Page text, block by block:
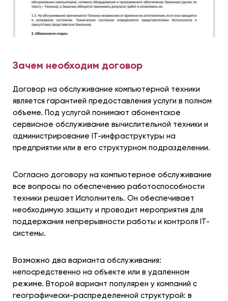
Зачем необходим договор
Договор на обслуживание компьютерной техники
является гарантией предоставления услуги в полном
объеме. Под услугой понимают абонентское
сервисное обслуживание вычислительной техники и
администрирование IT-инфраструктуры на
предприятии или в его структурном подразделении.
Согласно договору на компьютерное обслуживание
все вопросы по обеспечению работоспособности
техники решает Исполнитель. Он обеспечивает
необходимую защиту и проводит мероприятия для
поддержания непрерывности работы и контроля IT-
системы.
Возможно два варианта обслуживания:
непосредственно на объекте или в удаленном
режиме. Второй вариант популярен у компаний с
географически-распределенной структурой: в